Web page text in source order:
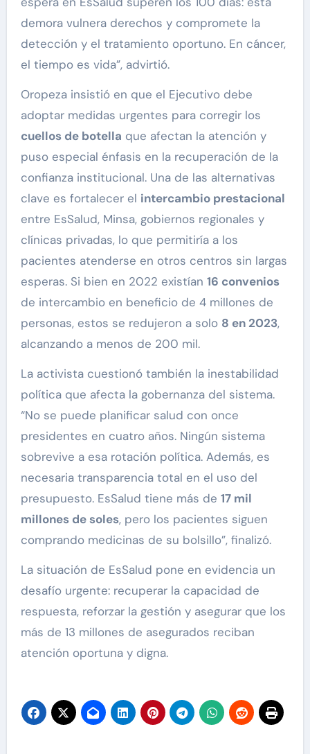
demora vulnera derechos y compromete la
detección y el tratamiento oportuno. En cáncer,
el tiempo es vida”, advirtió.
Oropeza insistió en que el Ejecutivo debe
adoptar medidas urgentes para corregir los
cuellos de botella que afectan la atención y
puso especial énfasis en la recuperación de la
confianza institucional. Una de las alternativas
clave es fortalecer el intercambio prestacional
entre EsSalud, Minsa, gobiernos regionales y
clínicas privadas, lo que permitiría a los
pacientes atenderse en otros centros sin largas
esperas. Si bien en 2022 existían 16 convenios
de intercambio en beneficio de 4 millones de
personas, estos se redujeron a solo 8 en 2023,
alcanzando a menos de 200 mil.
La activista cuestionó también la inestabilidad
política que afecta la gobernanza del sistema.
“No se puede planificar salud con once
presidentes en cuatro años. Ningún sistema
sobrevive a esa rotación política. Además, es
necesaria transparencia total en el uso del
presupuesto. EsSalud tiene más de 17 mil
millones de soles, pero los pacientes siguen
comprando medicinas de su bolsillo”, finalizó.
La situación de EsSalud pone en evidencia un
desafío urgente: recuperar la capacidad de
respuesta, reforzar la gestión y asegurar que los
más de 13 millones de asegurados reciban
atención oportuna y digna.